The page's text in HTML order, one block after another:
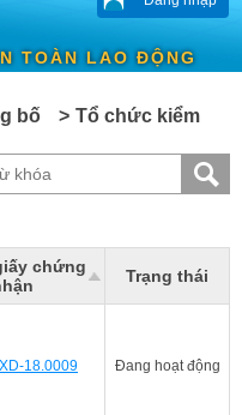
TOÀN LAO ĐỘNG
bố > Tổ chức kiểm
chứng
Trạng thái
18.0009 Đang hoạt động